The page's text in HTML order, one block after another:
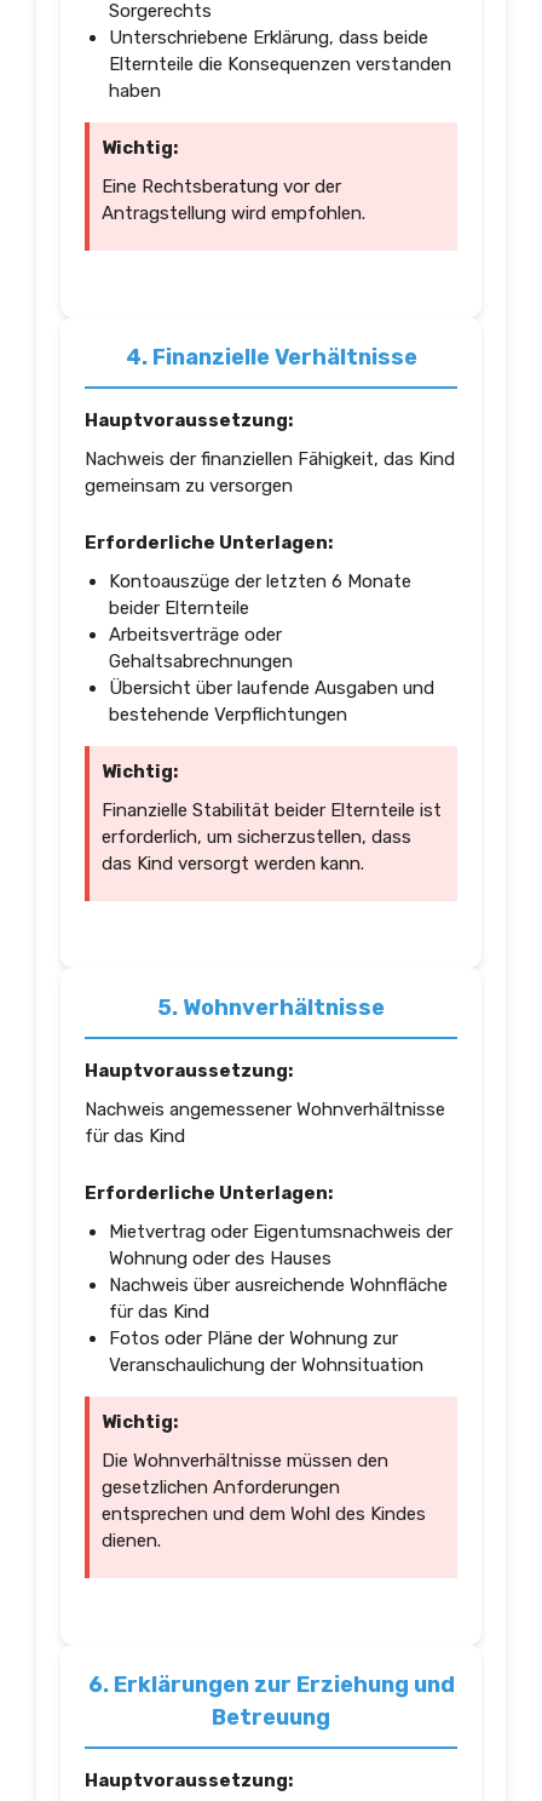
Sorgerechts
Unterschriebene Erklärung, dass beide
Elternteile die Konsequenzen verstanden
haben
Wichtig:
Eine Rechtsberatung vor der
Antragstellung wird empfohlen.
4. Finanzielle Verhältnisse
Hauptvoraussetzung:
Nachweis der finanziellen Fähigkeit, das Kind
gemeinsam zu versorgen
Erforderliche Unterlagen:
Kontoauszüge der letzten 6 Monate
beider Elternteile
Arbeitsverträge oder
Gehaltsabrechnungen
Übersicht über laufende Ausgaben und
bestehende Verpflichtungen
Wichtig:
Finanzielle Stabilität beider Elternteile ist
erforderlich, um sicherzustellen, dass
das Kind versorgt werden kann.
5. Wohnverhältnisse
Hauptvoraussetzung:
Nachweis angemessener Wohnverhältnisse
für das Kind
Erforderliche Unterlagen:
Mietvertrag oder Eigentumsnachweis der
Wohnung oder des Hauses
Nachweis über ausreichende Wohnfläche
für das Kind
Fotos oder Pläne der Wohnung zur
Veranschaulichung der Wohnsituation
Wichtig:
Die Wohnverhältnisse müssen den
gesetzlichen Anforderungen
entsprechen und dem Wohl des Kindes
dienen.
6. Erklärungen zur Erziehung und
Betreuung
Hauptvoraussetzung: